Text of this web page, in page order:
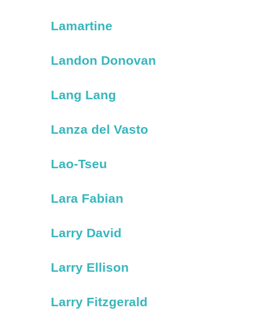
Lamartine
Landon Donovan
Lang Lang
Lanza del Vasto
Lao-Tseu
Lara Fabian
Larry David
Larry Ellison
Larry Fitzgerald